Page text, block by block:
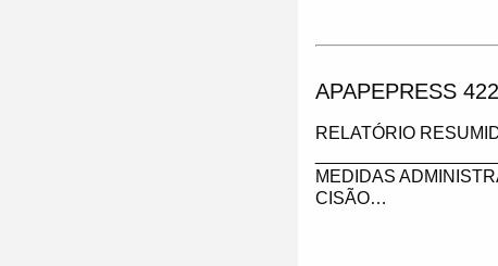
APAPEPRESS 422
RELATÓRIO
MEDIDAS
CISÃO…